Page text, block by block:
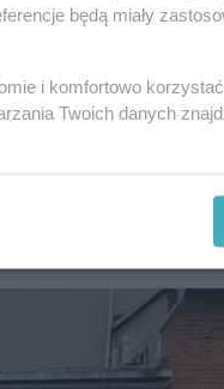
Od 1 do 4 maja
Zielonej Górze
będą miały
i komfortowo
Twoich danych